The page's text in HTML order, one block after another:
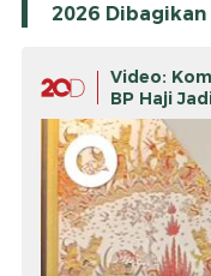
2026
Video:
BP Haji